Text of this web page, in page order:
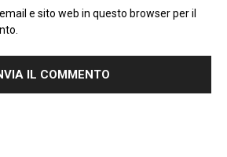
e sito web in questo browser per il